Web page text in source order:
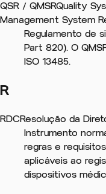
QSR / QMSRQuality
Management System
Regulamento de
Part 820). O
ISO 13485.
R
RDCResolução da
Instrumento
regras e
aplicáveis ao
dispositivos